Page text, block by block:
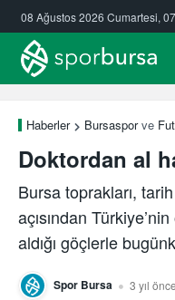
08 Ağustos 2026 Cumartesi,
Haberler Bursasporve
Doktordan al
Bursa toprakları,
açısından
aldığı göçlerle
Spor Bursa 3 yıl önce